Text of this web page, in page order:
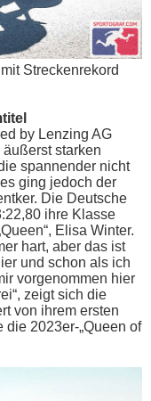
Streckenrekord
by Lenzing AG
starken
spannender nicht
ging jedoch der
Die Deutsche
ihre Klasse
Elisa Winter.
hart, aber das ist
und schon als ich
vorgenommen hier
zeigt sich die
von ihrem ersten
die 2023er-„Queen of